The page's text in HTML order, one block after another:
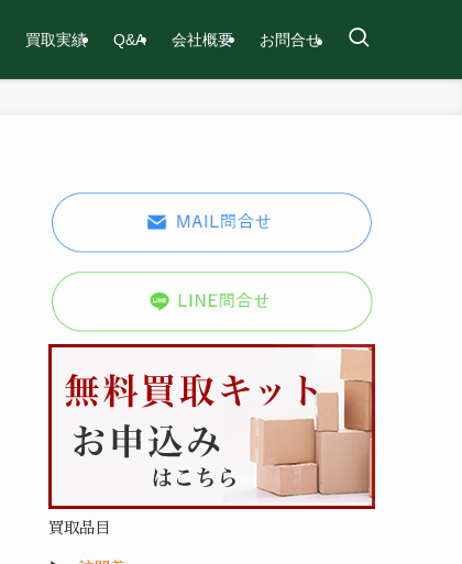
買取実績 Q&A 会社概要 お問合せ
買取品目